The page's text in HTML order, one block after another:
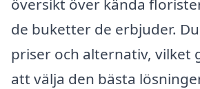
översikt över kända
de buketter de erbjuder.
priser och alternativ, vilket
att välja den bästa